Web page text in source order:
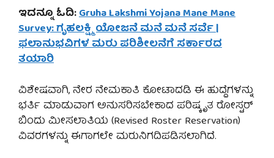
ಇದನ್ನೂ ಓದಿ:Gruha Lakshmi Yojana Mane Mane
Survey: ಗೃಹಲಕ್ಷ್ಮಿ ಯೋಜನೆ ಮನೆ ಮನೆ ಸರ್ವೆ |
ಫಲಾನುಭವಿಗಳ ಮರು ಪರಿಶೀಲನೆಗೆ ಸರ್ಕಾರದ
ತಯಾರಿ
ವಿಶೇಷವಾಗಿ, ನೇರ ನೇಮಕಾತಿ ಕೋಟಾದಡಿ ಈ ಹುದ್ದೆಗಳನ್ನು
ಭರ್ತಿ ಮಾಡುವಾಗ ಅನುಸರಿಸಬೇಕಾದ ಪರಿಷ್ಕೃತ ರೋಸ್ಟರ್
ಬಿಂದು ಮೀಸಲಾತಿಯ (Revised Roster Reservation)
ವಿವರಗಳನ್ನು ಈಗಾಗಲೇ ಮರುನಿಗದಿಪಡಿಸಲಾಗಿದೆ.